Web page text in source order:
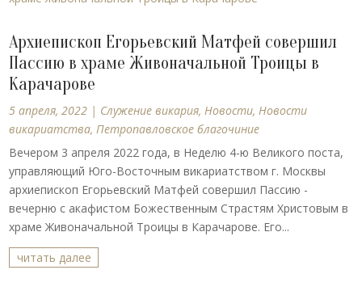
Архиепископ Егорьевский Матфей совершил
Пассию в храме Живоначальной Троицы в
Карачарове
5 апреля, 2022 | Cлужение викария,Новости,Новости
викариатства,Петропавловское благочиние
Вечером 3 апреля 2022 года, в Неделю 4-ю Великого поста,
управляющий Юго-Восточным викариатством г. Москвы
архиепископ Егорьевский Матфей совершил Пассию -
вечерню с акафистом Божественным Страстям Христовым в
храме Живоначальной Троицы в Карачарове. Его...
читать далее